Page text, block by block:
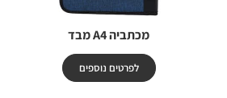
מכתביה A4 מבד
לפרטים נוספים